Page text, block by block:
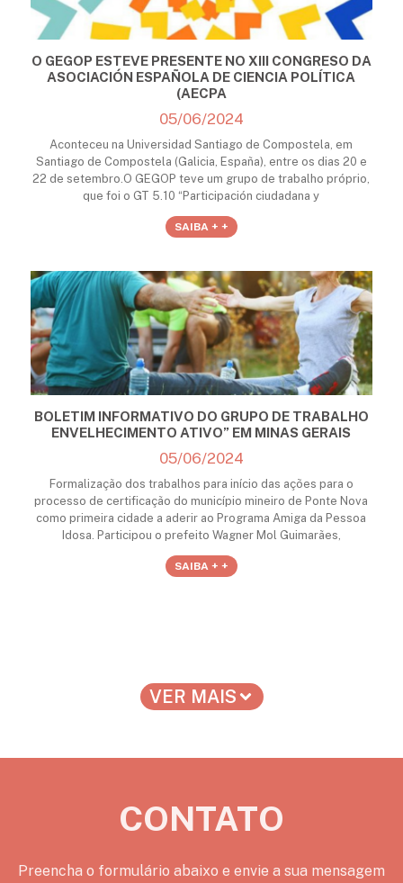
O GEGOP ESTEVE PRESENTE NO XIII CONGRESO DA
ASOCIACIÓN ESPAÑOLA DE CIENCIA POLÍTICA
(AECPA
05/06/2024
Aconteceu na Universidad Santiago de Compostela, em
Santiago de Compostela (Galicia, España), entre os dias 20 e
22 de setembro.O GEGOP teve um grupo de trabalho próprio,
que foi o GT 5.10 “Participación ciudadana y
SAIBA + +
BOLETIM INFORMATIVO DO GRUPO DE TRABALHO
ENVELHECIMENTO ATIVO” EM MINAS GERAIS
05/06/2024
Formalização dos trabalhos para início das ações para o
processo de certificação do município mineiro de Ponte Nova
como primeira cidade a aderir ao Programa Amiga da Pessoa
Idosa. Participou o prefeito Wagner Mol Guimarães,
SAIBA + +
VER MAIS
CONTATO
Preencha o formulário abaixo e envie a sua mensagem